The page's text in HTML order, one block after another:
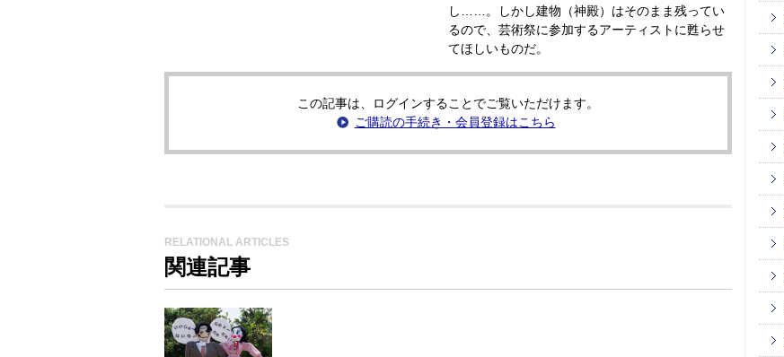
し……。しかし建物（神殿）はそのまま残ってい
るので、芸術祭に参加するアーティストに甦らせ
てほしいものだ。
この記事は、ログインすることでご覧いただけます。
ご購読の手続き・会員登録はこちら
RELATIONAL ARTICLES
関連記事